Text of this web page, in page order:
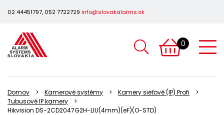
02 44451797, 052 7722729 info@slovakalarms.sk
0
Domov Kamerové systémy
Kamery sieťové (IP) Profi
Tubusové IP kamery
Hikvision DS-2CD2047G2H-LIU(4mm)(eF)(O-STD)